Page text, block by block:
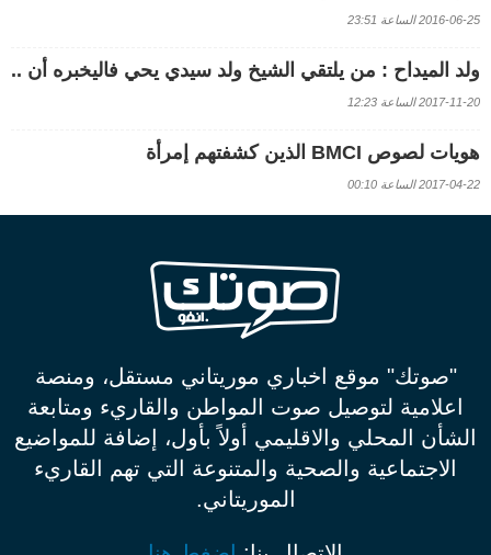
2016-06-25 الساعة 23:51
ولد الميداح : من يلتقي الشيخ ولد سيدي يحي فاليخبره أن ..
2017-11-20 الساعة 12:23
هويات لصوص BMCI الذين كشفتهم إمرأة
2017-04-22 الساعة 00:10
"صوتك" موقع اخباري موريتاني مستقل، ومنصة
اعلامية لتوصيل صوت المواطن والقاريء ومتابعة
الشأن المحلي والاقليمي أولاً بأول، إضافة للمواضيع
الاجتماعية والصحية والمتنوعة التي تهم القاريء
الموريتاني.